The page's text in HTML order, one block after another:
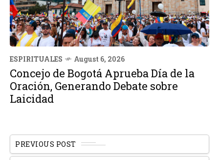
ESPIRITUALES August 6, 2026
Concejo de Bogotá Aprueba Día de la
Oración, Generando Debate sobre
Laicidad
PREVIOUS POST